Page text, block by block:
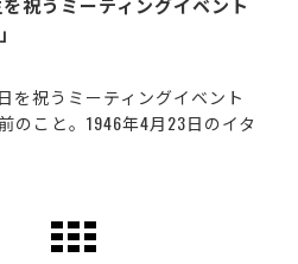
を祝うミーティングイベント
のこと。1946年4月23日のイタ